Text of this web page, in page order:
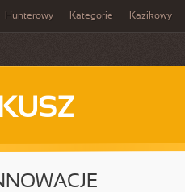
Hunterowy Kategorie Kazikowy